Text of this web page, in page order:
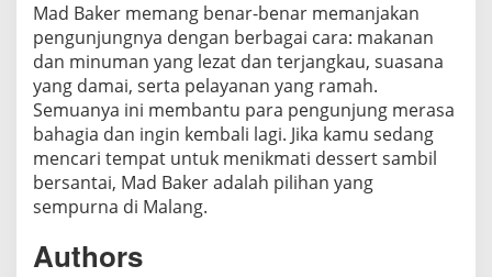
Mad Baker memang benar-benar memanjakan
pengunjungnya dengan berbagai cara: makanan
dan minuman yang lezat dan terjangkau, suasana
yang damai, serta pelayanan yang ramah.
Semuanya ini membantu para pengunjung merasa
bahagia dan ingin kembali lagi. Jika kamu sedang
mencari tempat untuk menikmati dessert sambil
bersantai, Mad Baker adalah pilihan yang
sempurna di Malang.
Authors